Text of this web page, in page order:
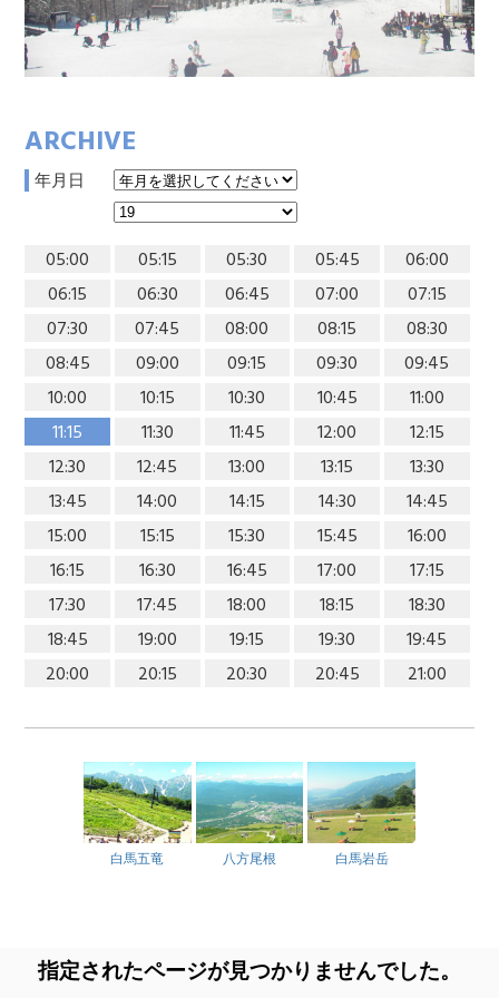
ARCHIVE
年月日
05:00 05:15 05:30 05:45
06:00
06:15
06:30 06:45 07:00
07:15
07:30
07:45 08:00 08:15
08:30
08:45
09:00 09:15 09:30
09:45
10:00
10:15 10:30 10:45
11:00
11:15
11:30 11:45 12:00
12:15
12:30
12:45 13:00 13:15
13:30
13:45
14:00 14:15 14:30
14:45
15:00
15:15 15:30 15:45
16:00
16:15
16:30 16:45 17:00
17:15
17:30
17:45 18:00 18:15
18:30
18:45
19:00 19:15 19:30
19:45
20:00
20:15 20:30 20:45 21:00
白馬五竜 八方尾根 白馬岩岳